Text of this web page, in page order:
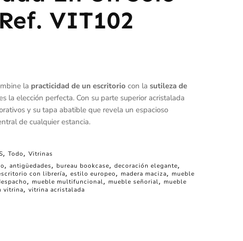
Ref. VIT102
la practicidad de un escritorio con la sutileza de
la elección perfecta. Con su parte superior acristalada
y su tapa abatible que revela un espacioso
de cualquier estancia.
, Todo , Vitrinas
, antigüedades, bureau bookcase, decoración elegante,
con librería, estilo europeo , madera maciza, mueble
, mueble multifuncional, mueble señorial, mueble
vitrina, vitrina acristalada